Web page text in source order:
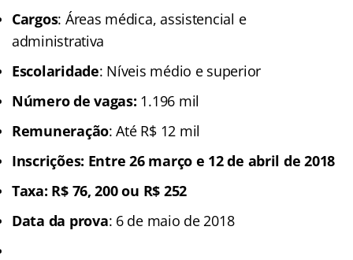
Cargos: Áreas médica, assistencial e
administrativa
Escolaridade: Níveis médio e superior
Número de vagas: 1.196 mil
Remuneração: Até R$ 12 mil
Inscrições: Entre 26 março e 12 de abril de 2018
Taxa: R$ 76, 200 ou R$ 252
Data da prova: 6 de maio de 2018